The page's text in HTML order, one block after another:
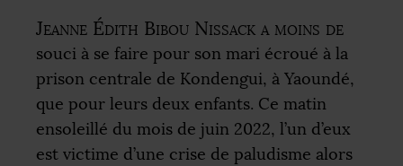
Jeanne Édith Bibou Nissack a moins de
souci à se faire pour son mari écroué à la
prison centrale de Kondengui, à Yaoundé,
que pour leurs deux enfants. Ce matin
ensoleillé du mois de juin 2022, l’un d’eux
est victime d’une crise de paludisme alors